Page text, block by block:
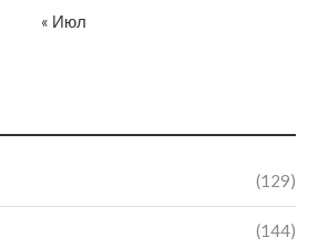
(129)
(144)
« Июл